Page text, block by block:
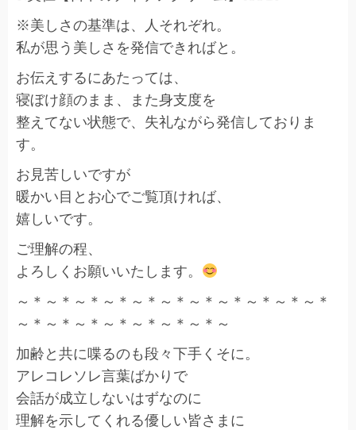
※美しさの基準は、人それぞれ。
私が思う美しさを発信できればと。
お伝えするにあたっては、
寝ぼけ顔のまま、また身支度を
整えてない状態で、失礼ながら発信しておりま
す。
お見苦しいですが
暖かい目とお心でご覧頂ければ、
嬉しいです。
ご理解の程、
よろしくお願いいたします。
～＊～＊～＊～＊～＊～＊～＊～＊～＊～＊～＊
～＊～＊～＊～＊～＊～＊～＊～
加齢と共に喋るのも段々下手くそに。
アレコレソレ言葉ばかりで
会話が成立しないはずなのに
理解を示してくれる優しい皆さまに